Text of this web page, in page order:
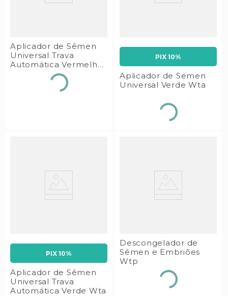
Aplicador de Sêmen
Universal Trava
Automática Vermelho
PIX 10%
Aplicador de Semen
Universal Verde Wta
PIX 10%
Aplicador de Sêmen
Universal Trava
Automática Verde Wta
Descongelador de
Sêmen e Embriões
Wtp